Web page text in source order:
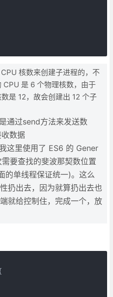
核数来创建子进程的，不
CPU 是 6 个物理核数，由于
是 12，故会创建出 12 个子
通过send方法来发送数
数据
这里使用了 ES6 的 Gener
要查找的斐波那契数位置
的单线程保证统一)。这么
扔出去，因为就算扔出去也
就给控制住，完成一个，放